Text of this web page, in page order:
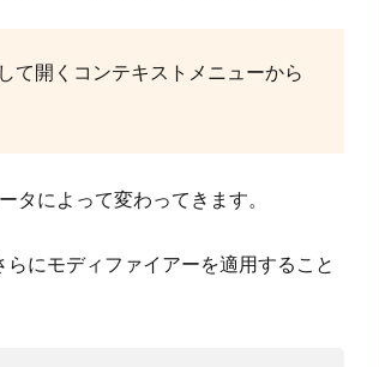
て開くコンテキストメニューから
タによって変わってきます。
にモディファイアーを適用すること